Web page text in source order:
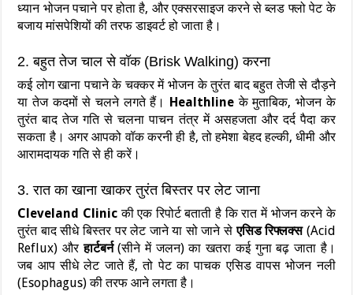
ध्यान भोजन पचाने पर होता है, और एक्सरसाइज करने से ब्लड फ्लो पेट के
बजाय मांसपेशियों की तरफ डाइवर्ट हो जाता है।
2. बहुत तेज चाल से वॉक (Brisk Walking) करना
कई लोग खाना पचाने के चक्कर में भोजन के तुरंत बाद बहुत तेजी से दौड़ने
या तेज कदमों से चलने लगते हैं।
Healthline के मुताबिक, भोजन के
तुरंत बाद तेज गति से चलना पाचन तंत्र में असहजता और दर्द पैदा कर
सकता है। अगर आपको वॉक करनी ही है, तो हमेशा बेहद हल्की, धीमी और
आरामदायक गति से ही करें।
3. रात का खाना खाकर तुरंत बिस्तर पर लेट जाना
Cleveland Clinicकी एक रिपोर्ट बताती है कि रात में भोजन करने के
तुरंत बाद सीधे बिस्तर पर लेट जाने या सो जाने सेएसिड रिफ्लक्स(Acid
Reflux) औरहार्टबर्न(सीने में जलन) का खतरा कई गुना बढ़ जाता है।
जब आप सीधे लेट जाते हैं, तो पेट का पाचक एसिड वापस भोजन नली
(Esophagus) की तरफ आने लगता है।